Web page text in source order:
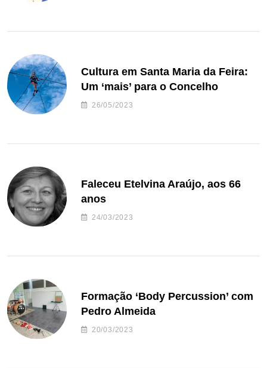
Cultura em Santa Maria da Feira:
Um ‘mais’ para o Concelho
26/05/2023
Faleceu Etelvina Araújo, aos 66
anos
24/03/2023
Formação ‘Body Percussion’ com
Pedro Almeida
20/03/2023